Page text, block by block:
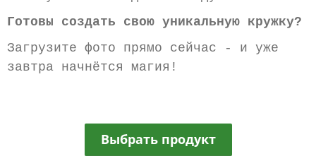
Готовы создать свою уникальную кружку?
Загрузите фото прямо сейчас - и уже
завтра начнётся магия!
Выбрать продукт